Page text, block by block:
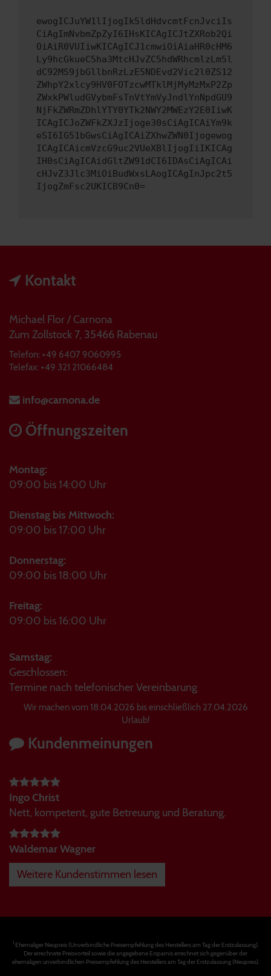
ewogICJuYW1lIjogIk5ldHdvcmtFcnJvciIs
CiAgImNvbmZpZyI6IHsKICAgICJtZXRob2Qi
OiAiR0VUIiwKICAgICJ1cmwiOiAiaHR0cHM6
Ly9hcGkueC5ha3MtcHJvZC5hdWRhcmlzLm5l
dC92MS9jbGllbnRzLzE5NDEvd2Vic2l0ZS12
ZWhpY2xlcy9HV0FOTzcwMTklMjMyMzMxP2Zp
ZWxkPWludGVybmFsTnVtYmVyJndlYnNpdGU9
NjFkZWRmZDhlYTY0YTk2NWY2MWEzY2E0IiwK
ICAgICJoZWFkZXJzIjoge30sCiAgICAiYm9k
eSI6IG51bGwsCiAgICAiZXhwZWN0Ijogewog
ICAgICAicmVzcG9uc2VUeXBlIjogIiIKICAg
IH0sCiAgICAidGltZW91dCI6IDAsCiAgICAi
cHJvZ3Jlc3MiOiBudWxsLAogICAgInJpc2t5
IjogZmFsc2UKICB9Cn0=
Kontakt
Michael Flor / Carnona
Zum Zollstock 7, 35466 Rabenau
Telefon: +49 6407 9060995
Telefax: +49 321 21066484
info@carnona.de
Öffnungszeiten
Montag:
09:00 bis 14:00 Uhr
Dienstag bis Mittwoch:
09:00 bis 17:00 Uhr
Donnerstag:
09:00 bis 18:00 Uhr
Freitag:
09:00 bis 16:00 Uhr
Samstag:
Geschlossen:
Termine nach telefonischer Vereinbarung
Wir machen vom 18.04.2026 bis einschließlich 27.04.2026
Urlaub!
Kundenmeinungen
Ingo Christ
Nett, kompetent, gute Betreuung und Beratung.
Waldemar Wagner
Weitere Kundenstimmen lesen
1Ehemaliger Neupreis (Unverbindliche Preisempfehlung des Herstellers am Tag der Erstzulassung).
Der errechnete Preisvorteil sowie die angegebene Ersparnis errechnet sich gegenüber der
ehemaligen unverbindlichen Preisempfehlung des Herstellers am Tag der Erstzulassung (Neupreis).